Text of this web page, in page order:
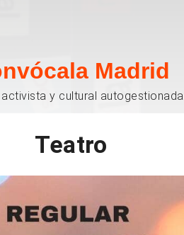
Madrid
y cultural autogestionada
Teatro